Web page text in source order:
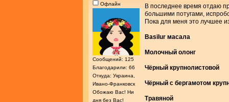
Офлайн
Сообщений: 125
Благодарили: 66
Откуда: Украина,
Ивано-Франковск
Обожаю Вас! Ни
дня без Вас!
В последнее время отдаю
большими потугами,
Пока для меня это лучшее
Basilur масала
Молочный олонг
Чёрный крупнолистовой
Чёрный с бергамотом
Травяной